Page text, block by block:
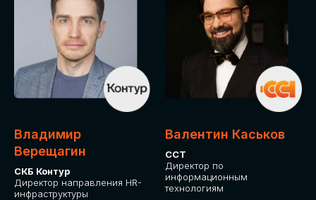
Владимир
Верещагин
СКБ Контур
Директор направления HR-
инфраструктуры
Валентин Каськов
ССТ
Директор по
информационным
технологиям